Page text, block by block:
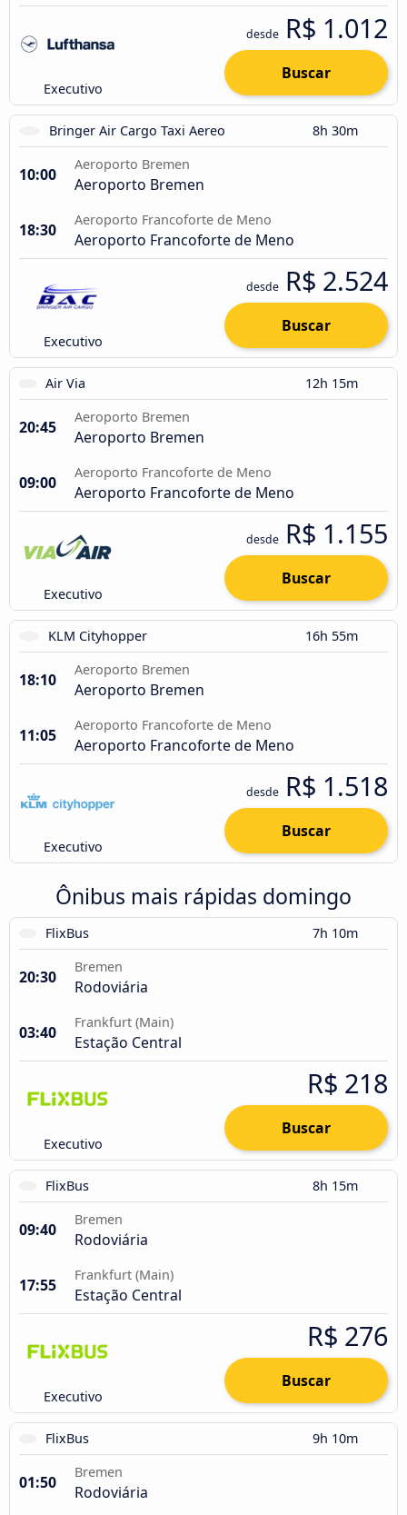
Executivo
desde R$ 1.012
Buscar
Bringer Air Cargo Taxi Aereo 8h 30m
10:00
Aeroporto Bremen
Aeroporto Bremen
18:30
Aeroporto Francoforte de Meno
Aeroporto Francoforte de Meno
Executivo
desde R$ 2.524
Buscar
Air Via 12h 15m
20:45
Aeroporto Bremen
Aeroporto Bremen
09:00
Aeroporto Francoforte de Meno
Aeroporto Francoforte de Meno
Executivo
desde R$ 1.155
Buscar
KLM Cityhopper 16h 55m
18:10
Aeroporto Bremen
Aeroporto Bremen
11:05
Aeroporto Francoforte de Meno
Aeroporto Francoforte de Meno
Executivo
desde R$ 1.518
Buscar
Ônibus mais rápidas domingo
FlixBus 7h 10m
20:30
Bremen
Rodoviária
03:40
Frankfurt (Main)
Estação Central
Executivo
R$ 218
Buscar
FlixBus 8h 15m
09:40
Bremen
Rodoviária
17:55
Frankfurt (Main)
Estação Central
Executivo
R$ 276
Buscar
FlixBus 9h 10m
01:50
Bremen
Rodoviária